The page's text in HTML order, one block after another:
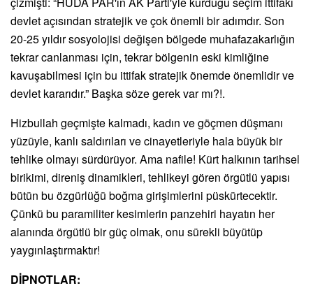
devlet açısından stratejik ve çokönemli bir adımdır. Son
20-25 yıldır sosyolojisi değişen bölgede muhafazakarlığın
tekrar canlanması için, tekrar bölgenin eski kimliğine
kavuşabilmesi için bu ittifak stratejikönemdeönemlidir ve
devlet kararıdır.” Başka söze gerek var mı?!.
Hizbullah geçmişte kalmadı, kadın ve göçmen düşmanı
yüzüyle, kanlı saldırıları ve cinayetleriyle hala büyük bir
tehlike olmayı sürdürüyor. Ama nafile! Kürt halkının tarihsel
birikimi, direniş dinamikleri, tehlikeyi gören örgütlü yapısı
bütün bu özgürlüğü boğma girişimlerini püskürtecektir.
Çünkü bu paramiliter kesimlerin panzehiri hayatın her
alanında örgütlü bir güç olmak, onu sürekli büyütüp
yaygınlaştırmaktır!
DİPNOTLAR: